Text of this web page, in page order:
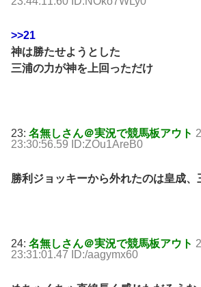
>>21
神は勝たせようとした
三浦の力が神を上回っただけ
23: 名無しさん＠実況で競馬板アウト
23:30:56.59 ID:ZOu1AreB0
勝利ジョッキーから外れたのは皇成、
24: 名無しさん＠実況で競馬板アウト
23:31:01.47 ID:/aagymx60